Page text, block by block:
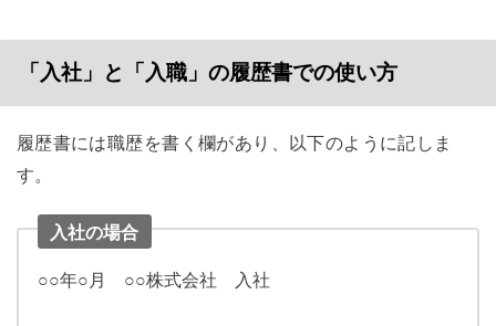
「入社」と「入職」の履歴書での使い方
履歴書には職歴を書く欄があり、以下のように記しま
す。
入社の場合
○○年○月 ○○株式会社 入社